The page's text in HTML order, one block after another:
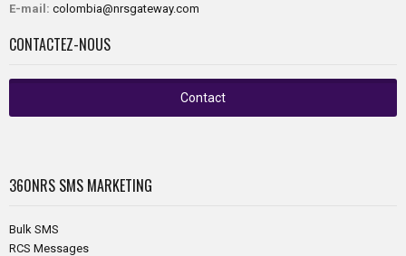
E-mail: colombia@nrsgateway.com
CONTACTEZ-NOUS
Contact
360NRS SMS MARKETING
Bulk SMS
RCS Messages